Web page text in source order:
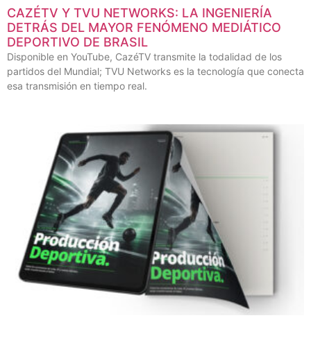
CAZÉTV Y TVU NETWORKS: LA INGENIERÍA
DETRÁS DEL MAYOR FENÓMENO MEDIÁTICO
DEPORTIVO DE BRASIL
Disponible en YouTube, CazéTV transmite la todalidad de los
partidos del Mundial; TVU Networks es la tecnología que conecta
esa transmisión en tiempo real.